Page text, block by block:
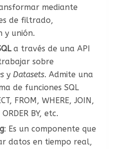
mediante
de filtrado,
y unión.
a través de una API
sobre
y Datasets. Admite una
de funciones SQL
FROM, WHERE, JOIN,
ORDER BY, etc.
: Es un componente que
datos en tiempo real,